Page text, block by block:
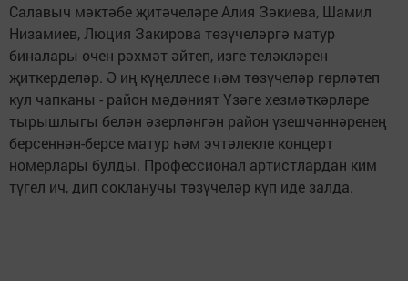
Салавыч мәктәбе җитәчеләре Алия Зәкиева, Шамил
Низамиев, Люция Закирова төзүчеләргә матур
биналары өчен рәхмәт әйтеп, изге теләкләрен
җиткерделәр. Ә иң күңеллесе һәм төзүчеләр гөрләтеп
кул чапканы - район мәдәният Үзәге хезмәткәрләре
тырышлыгы белән әзерләнгән район үзешчәннәренең
берсеннән-берсе матур һәм эчтәлекле концерт
номерлары булды. Профессионал артистлардан ким
түгел ич, дип сокланучы төзүчеләр күп иде залда.